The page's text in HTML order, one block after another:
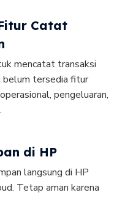
Catat
mencatat transaksi
belum tersedia fitur
pengeluaran,
di HP
langsung di HP
Tetap aman karena